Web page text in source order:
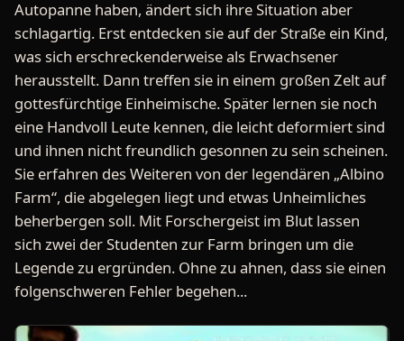
Autopanne haben, ändert sich ihre Situation aber
schlagartig. Erst entdecken sie auf der Straße ein Kind,
was sich erschreckenderweise als Erwachsener
herausstellt. Dann treffen sie in einem großen Zelt auf
gottesfürchtige Einheimische. Später lernen sie noch
eine Handvoll Leute kennen, die leicht deformiert sind
und ihnen nicht freundlich gesonnen zu sein scheinen.
Sie erfahren des Weiteren von der legendären „Albino
Farm“, die abgelegen liegt und etwas Unheimliches
beherbergen soll. Mit Forschergeist im Blut lassen
sich zwei der Studenten zur Farm bringen um die
Legende zu ergründen. Ohne zu ahnen, dass sie einen
folgenschweren Fehler begehen...